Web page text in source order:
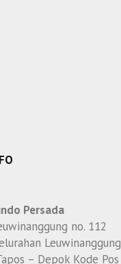
Persada
no. 112
Leuwinanggung
– Depok Kode Pos